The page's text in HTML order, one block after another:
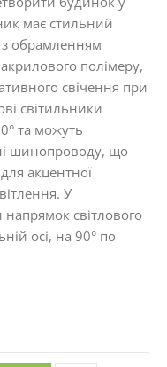
має стильний
обрамленням
полімеру,
свічення при
світильники
та можуть
шинопроводу, що
акцентної
У
світлового
осі, на 90° по